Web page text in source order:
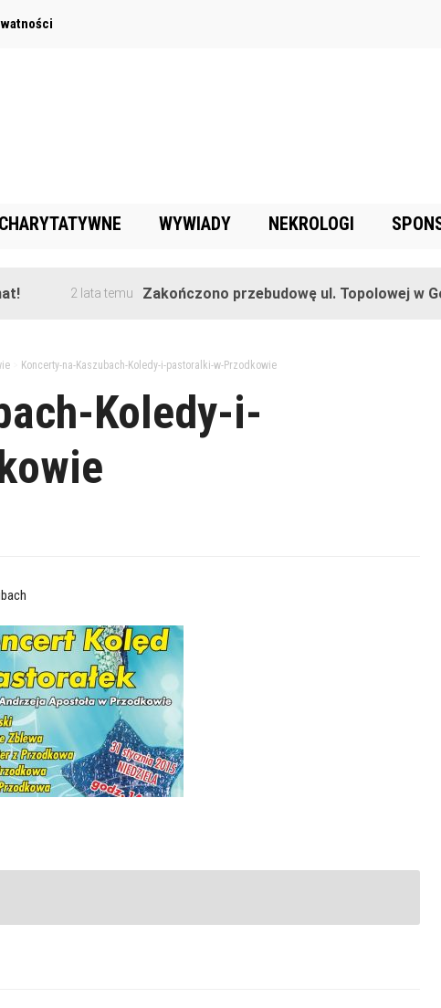
WYWIADY NEKROLOGI
2 lata temu Zakończono przebudowę ul. Topolowej w
> Koncerty-na-Kaszubach-Koledy-i-pastoralki-w-Przodkowie
Koledy-i-